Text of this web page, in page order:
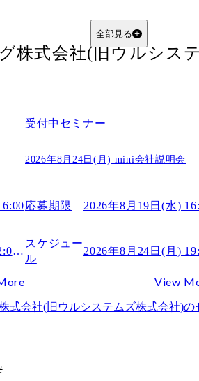
テムズ）に関するFAQ
のような人が活躍しやすいですか？
全部見る
株式会社(旧ウルシス
2026年9月3日(木) 12:00～
受付中 セミナー
2026年8月24日(月) mini会社説明会
応募期限 2026年8月19日(水)
スケジュー
ル
View
式会社(旧ウルシステムズ株式会社)の